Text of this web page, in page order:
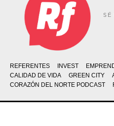
SÉ
REFERENTES INVEST
CALIDAD DE VIDA
GREEN CITY
CORAZÓN DEL NORTE PODCAST